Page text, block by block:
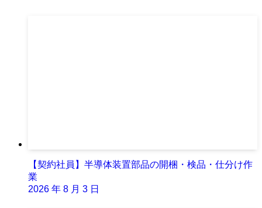
【契約社員】半導体装置部品の開梱・検品・仕分け作
業
2026 年 8 月 3 日